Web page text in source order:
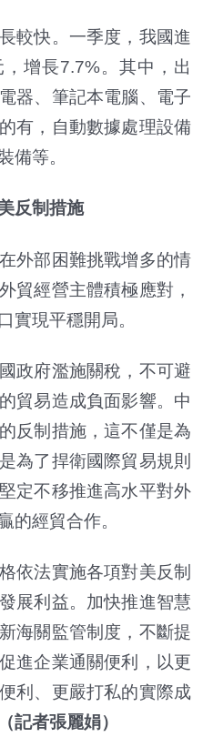
較快。一季度，我國進
增長7.7%。其中，出
器、筆記本電腦、電子
有，自動數據處理設備
備等。
反制措施
外部困難挑戰增多的情
貿經營主體積極應對，
實現平穩開局。
政府濫施關稅，不可避
貿易造成負面影響。中
反制措施，這不僅是為
為了捍衛國際貿易規則
定不移推進高水平對外
的經貿合作。
依法實施各項對美反制
展利益。加快推進智慧
海關監管制度，不斷提
進企業通關便利，以更
利、更嚴打私的實際成
（記者張麗娟）